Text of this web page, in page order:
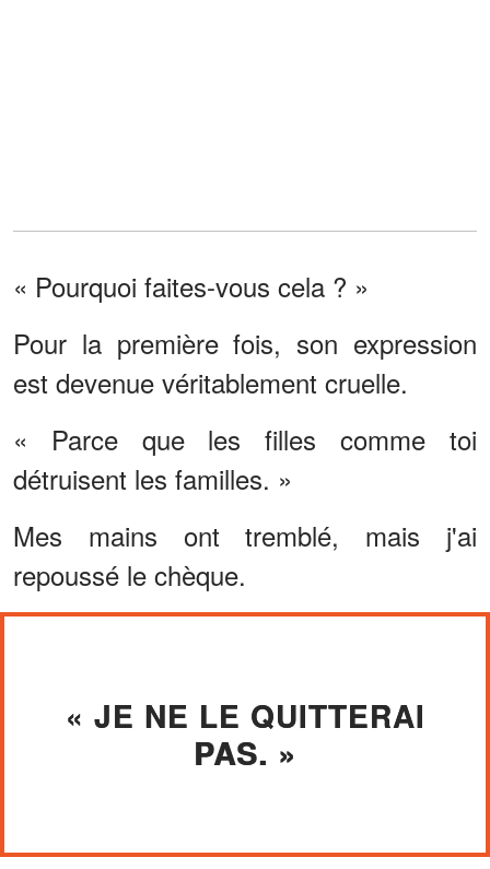
« Pourquoi faites-vous cela ? »
Pour la première fois, son expression
est devenue véritablement cruelle.
« Parce que les filles comme toi
détruisent les familles. »
Mes mains ont tremblé, mais j'ai
repoussé le chèque.
« JE NE LE QUITTERAI
PAS. »